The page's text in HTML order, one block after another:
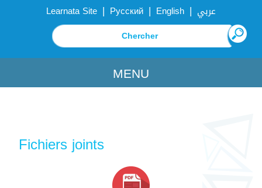
Learnata Site | Русский | English | عربي
MENU
Fichiers joints